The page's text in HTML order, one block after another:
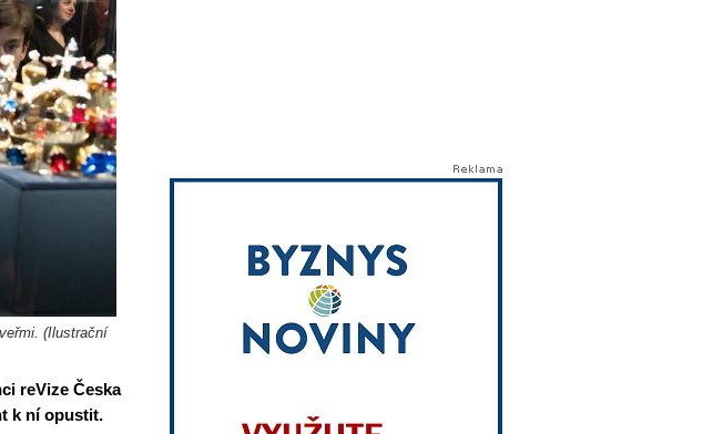
(Ilustrační
reVize Česka
k ní opustit.